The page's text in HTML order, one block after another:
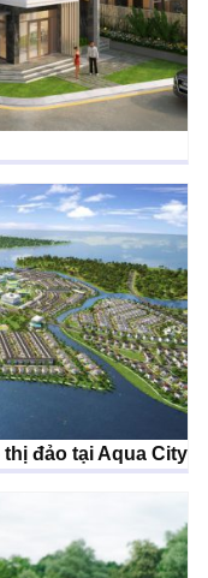
đảo tại Aqua City